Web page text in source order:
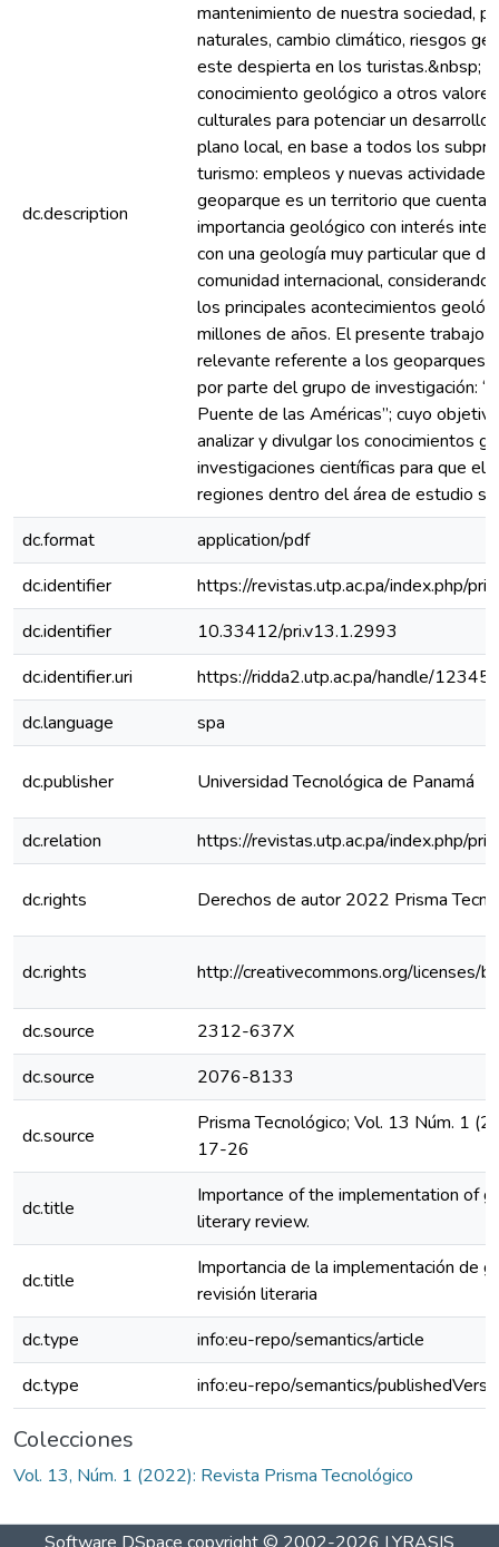
dc.description
mantenimiento de nuestra sociedad,
naturales, cambio climático, riesgos
este despierta en los turistas.&nbsp;
conocimiento geológico a otros
culturales para potenciar un
plano local, en base a todos los
turismo: empleos y nuevas
geoparque es un territorio que cuenta
importancia geológico con interés
con una geología muy particular que
comunidad internacional,
los principales acontecimientos
millones de años. El presente trabajo
relevante referente a los geoparques.
por parte del grupo de investigación:
Puente de las Américas”; cuyo
analizar y divulgar los conocimientos
investigaciones científicas para que el
regiones dentro del área de estudio se
dc.format
application/pdf
dc.identifier
https://revistas.utp.ac.pa/index.php/
dc.identifier
10.33412/pri.v13.1.2993
dc.identifier.uri
https://ridda2.utp.ac.pa/handle/
dc.language
spa
dc.publisher Universidad Tecnológica de Panamá
dc.relation https://revistas.utp.ac.pa/index.php/
dc.rights Derechos de autor 2022 Prisma
dc.rights http://creativecommons.org/licenses/
dc.source
2312-637X
dc.source
2076-8133
dc.source
Prisma Tecnológico; Vol. 13 Núm. 1
17-26
dc.title
Importance of the implementation of
literary review.
dc.title
Importancia de la implementación de
revisión literaria
dc.type
info:eu-repo/semantics/article
dc.type
info:eu-repo/semantics/
Colecciones
Vol. 13, Núm. 1 (2022): Revista Prisma Tecnológico